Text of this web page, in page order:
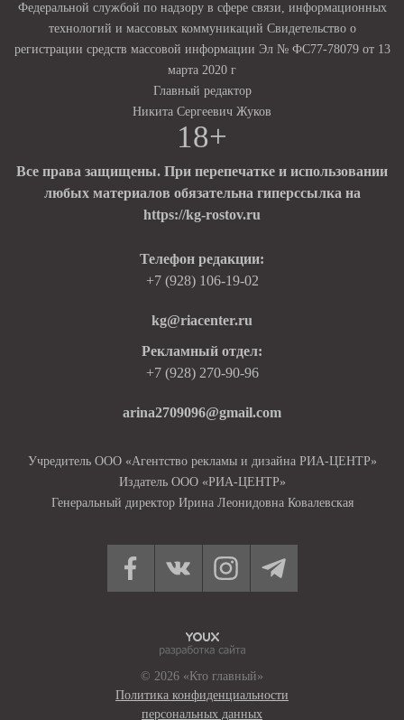
Федеральной службой по надзору в сфере связи, информационных
технологий и массовых коммуникаций Свидетельство о
регистрации средств массовой информации Эл № ФС77-78079 от 13
марта 2020 г
Главный редактор
Никита Сергеевич Жуков
18+
Все права защищены. При перепечатке и использовании
любых материалов обязательна гиперссылка на
https://kg-rostov.ru
Телефон редакции:
+7 (928) 106-19-02
kg@riacenter.ru
Рекламный отдел:
+7 (928) 270-90-96
arina2709096@gmail.com
Учредитель ООО «Агентство рекламы и дизайна РИА-ЦЕНТР»
Издатель ООО «РИА-ЦЕНТР»
Генеральный директор Ирина Леонидовна Ковалевская
© 2026 «Кто главный»
Политика конфиденциальности
персональных данных